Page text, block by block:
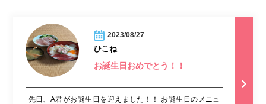
2023/08/27
ひこね
お誕生日おめでとう！！
先日、A君がお誕生日を迎えました！！ お誕生日のメニュ